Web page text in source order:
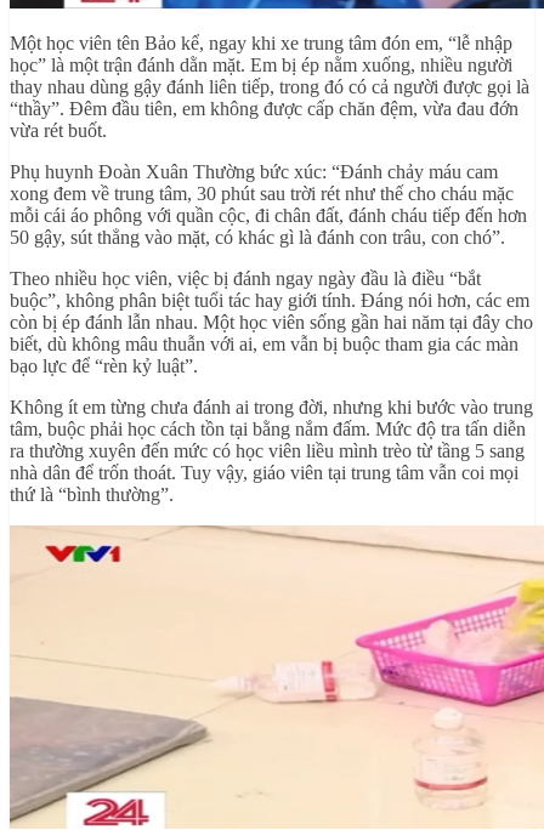
Một học viên tên Bảo kể, ngay khi xe trung tâm đón em, “lễ nhập
học” là một trận đánh dằn mặt. Em bị ép nằm xuống, nhiều người
thay nhau dùng gậy đánh liên tiếp, trong đó có cả người được gọi là
“thầy”. Đêm đầu tiên, em không được cấp chăn đệm, vừa đau đớn
vừa rét buốt.
Phụ huynh Đoàn Xuân Thường bức xúc: “Đánh chảy máu cam
xong đem về trung tâm, 30 phút sau trời rét như thế cho cháu mặc
mỗi cái áo phông với quần cộc, đi chân đất, đánh cháu tiếp đến hơn
50 gậy, sút thẳng vào mặt, có khác gì là đánh con trâu, con chó”.
Theo nhiều học viên, việc bị đánh ngay ngày đầu là điều “bắt
buộc”, không phân biệt tuổi tác hay giới tính. Đáng nói hơn, các em
còn bị ép đánh lẫn nhau. Một học viên sống gần hai năm tại đây cho
biết, dù không mâu thuẫn với ai, em vẫn bị buộc tham gia các màn
bạo lực để “rèn kỷ luật”.
Không ít em từng chưa đánh ai trong đời, nhưng khi bước vào trung
tâm, buộc phải học cách tồn tại bằng nắm đấm. Mức độ tra tấn diễn
ra thường xuyên đến mức có học viên liều mình trèo từ tầng 5 sang
nhà dân để trốn thoát. Tuy vậy, giáo viên tại trung tâm vẫn coi mọi
thứ là “bình thường”.